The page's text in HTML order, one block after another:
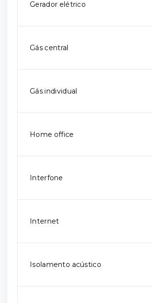
Gerador elétrico
Gás central
Gás individual
Home office
Interfone
Internet
Isolamento acústico